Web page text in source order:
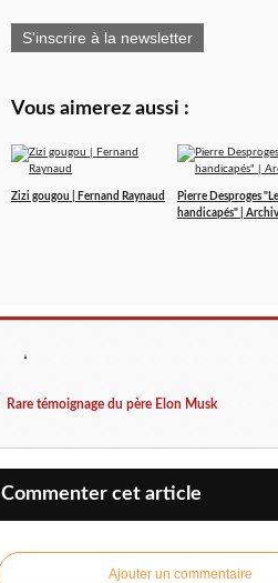
S'inscrire à la newsletter
Vous aimerez aussi :
Zizi gougou | Fernand Raynaud
Pierre Desproges
handicapés" |
Rare témoignage du père Elon Musk
Commenter cet article
Ajouter un commentaire